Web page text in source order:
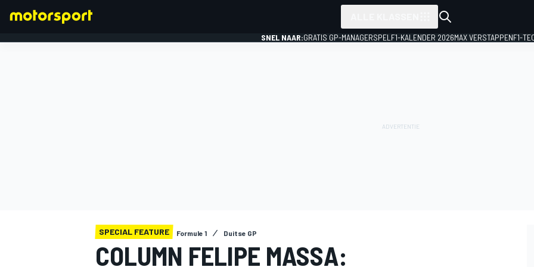
SNEL NAAR:GRATIS GP-MANAGERSPEL F1-KALENDER 2026MAX VERSTAPPENF1-
SPECIAL FEATURE Formule 1 Duitse GP
COLUMN FELIPE MASSA: